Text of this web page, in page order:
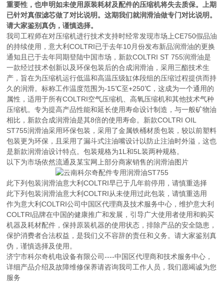
重要性，也申明如未使用原装耗材及配件的压缩机将失去质保。上期
已针对真假滤芯做了对比说明。这期我们就润滑油做专门对比说明。
请大家鉴别真伪，谨慎选择。
我司工程师在对压缩机进行技术支持时经常发现市场上CE750假品油
的持续使用，意大利COLTRI已于去年10月份发布新品润滑油的更换
通知且已于去年同期登陆中国市场，新款COLTRI ST 755润滑油是
一款经过技术创新以及环保包装后的合成润滑油，采用三酯技术生
产，旨在为压缩机运行低温和高温压级缸体段组的压缩过程提供而持
久的润滑。标称工作温度范围为-15℃至+250℃，这成为一个通用的
属性，适用于所有COLTRI空气压缩机、高氧压缩机和其他技术气种
压缩机。专为提高产品性能和延长使用寿命设计制造，与一般矿物油
相比，新款合成润滑油是其8倍的使用寿命。新款COLTRI OIL
ST755润滑油采用环保包装，采用了金属铁桶材质包装，较以前塑料
包装更为环保，且采用了漏斗式注油嘴设计以防止注油时外溢，这也
是新款润滑油设计特点。包装规格为1L和5L装两种规格。
以下为市场依然流通及某宝网上部分商家销售的润滑油图片
此下列包装润滑油意大利COLTRI早已于几年前停用，请慎重选择
此下列包装润滑油意大利COLTRI从未使用过此包装，请慎重选用
作为意大利COLTRI公司中国区代理商及技术服务中心，维护意大利
COLTRI品牌在中国的健康推广和发展，引导广大使用者使用和购买
机器及耗材配件，保持原装机器的使用状态，排除产品的安全隐患，
保护消费者合法权益，是我们义不容辞的责任和义务。请大家鉴别真
伪，谨慎选择及使用。
济宁市科尔奇机电设备有限公司----中国区代理商和技术服务中心，
详细产品介绍及故障维修保养请咨询我司工作人员，我们愿竭诚为您
服务